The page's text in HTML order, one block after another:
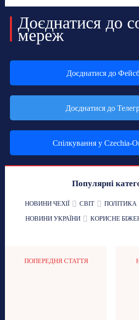
Доєднатися до
мереж
Доєднатися до
Доєднатися до
Спілкування у Czechia-
Популярні
НОВИНИ ЧЕХІЇ СВІТ ПОЛІТИКА
НОВИНИ УКРАЇНИ
КОРИСНЕ
ПОПЕРЕДНЯ СТАТТЯ